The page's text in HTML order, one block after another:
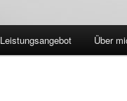
Leistungsangebot Über